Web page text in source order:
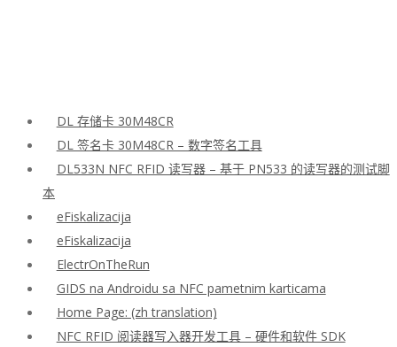
DL 存储卡 30M48CR
DL 签名卡 30M48CR – 数字签名工具
DL533N NFC RFID 读写器 – 基于 PN533 的读写器的测试脚
本
eFiskalizacija
eFiskalizacija
ElectrOnTheRun
GIDS na Androidu sa NFC pametnim karticama
Home Page: (zh translation)
NFC RFID 阅读器写入器开发工具 – 硬件和软件 SDK